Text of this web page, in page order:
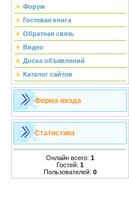
Форум
Гостевая книга
Обратная связь
Видео
Доска объявлений
Каталог сайтов
Форма входа
Статистика
Онлайн всего: 1
Гостей: 1
Пользователей: 0